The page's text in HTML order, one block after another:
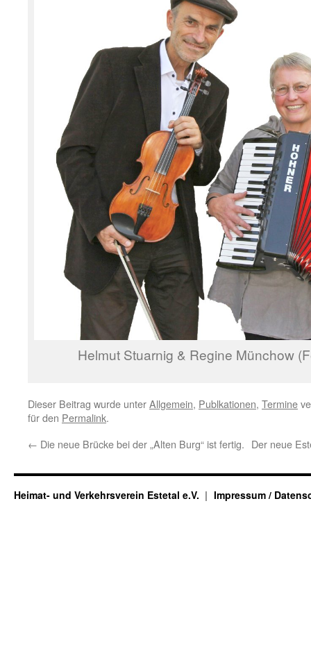
Helmut Stuarnig & Regine Münchow
Dieser Beitrag wurde unterAllgemein, Publkationen, Termine
für den Permalink.
← Die neue Brücke bei der „Alten Burg“ ist fertig. Der neue
Heimat- und Verkehrsverein Estetal e.V. Impressum /